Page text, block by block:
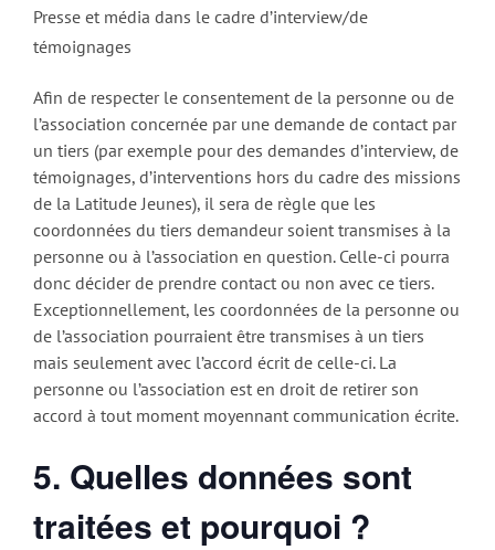
Presse et média dans le cadre d’interview/de
témoignages
Afin de respecter le consentement de la personne ou de
l’association concernée par une demande de contact par
un tiers (par exemple pour des demandes d’interview, de
témoignages, d’interventions hors du cadre des missions
de la Latitude Jeunes), il sera de règle que les
coordonnées du tiers demandeur soient transmises à la
personne ou à l’association en question. Celle-ci pourra
donc décider de prendre contact ou non avec ce tiers.
Exceptionnellement, les coordonnées de la personne ou
de l’association pourraient être transmises à un tiers
mais seulement avec l’accord écrit de celle-ci. La
personne ou l’association est en droit de retirer son
accord à tout moment moyennant communication écrite.
5. Quelles données sont
traitées et pourquoi ?